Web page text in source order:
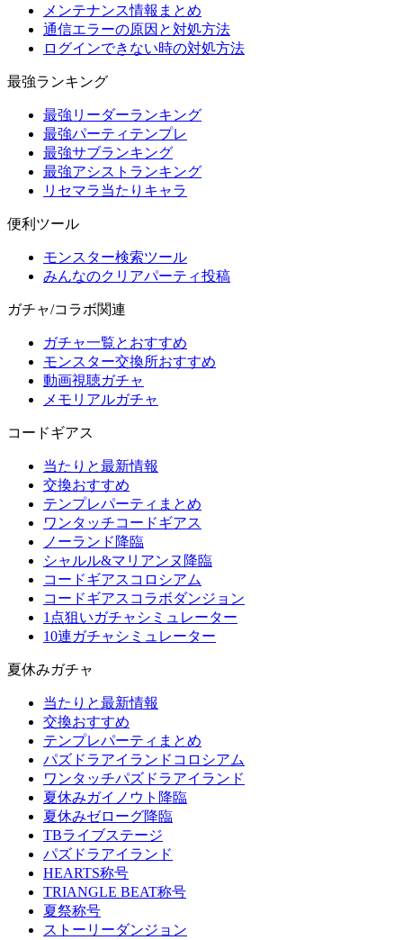
メンテナンス情報まとめ
通信エラーの原因と対処方法
ログインできない時の対処方法
最強ランキング
最強リーダーランキング
最強パーティテンプレ
最強サブランキング
最強アシストランキング
リセマラ当たりキャラ
便利ツール
モンスター検索ツール
みんなのクリアパーティ投稿
ガチャ/コラボ関連
ガチャ一覧とおすすめ
モンスター交換所おすすめ
動画視聴ガチャ
メモリアルガチャ
コードギアス
当たりと最新情報
交換おすすめ
テンプレパーティまとめ
ワンタッチコードギアス
ノーランド降臨
シャルル&マリアンヌ降臨
コードギアスコロシアム
コードギアスコラボダンジョン
1点狙いガチャシミュレーター
10連ガチャシミュレーター
夏休みガチャ
当たりと最新情報
交換おすすめ
テンプレパーティまとめ
パズドラアイランドコロシアム
ワンタッチパズドラアイランド
夏休みガイノウト降臨
夏休みゼローグ降臨
TBライブステージ
パズドラアイランド
HEARTS称号
TRIANGLE BEAT称号
夏祭称号
ストーリーダンジョン